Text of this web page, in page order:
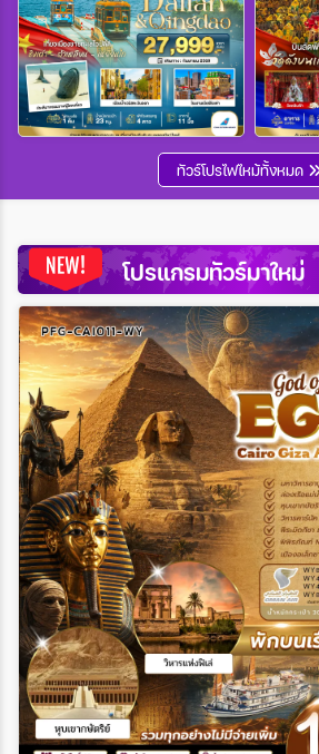
เฉพาะเทศกาล
Wholesales
ค้นหา
ทัวร์โปรไฟไหม้ทั้งหมด
โปรแกรมทัวร์มาใหม่